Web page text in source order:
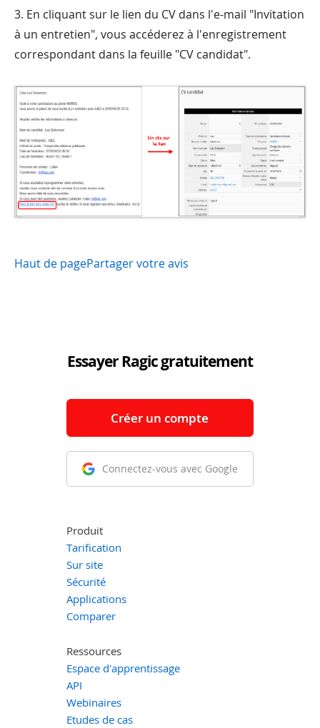
3. En cliquant sur le lien du CV dans l'e-mail "Invitation
à un entretien", vous accéderez à l'enregistrement
correspondant dans la feuille "CV candidat".
Haut de pagePartager votre avis
Essayer Ragic gratuitement
Créer un compte
Connectez-vous avec Google
Produit
Tarification
Sur site
Sécurité
Applications
Comparer
Ressources
Espace d'apprentissage
API
Webinaires
Etudes de cas